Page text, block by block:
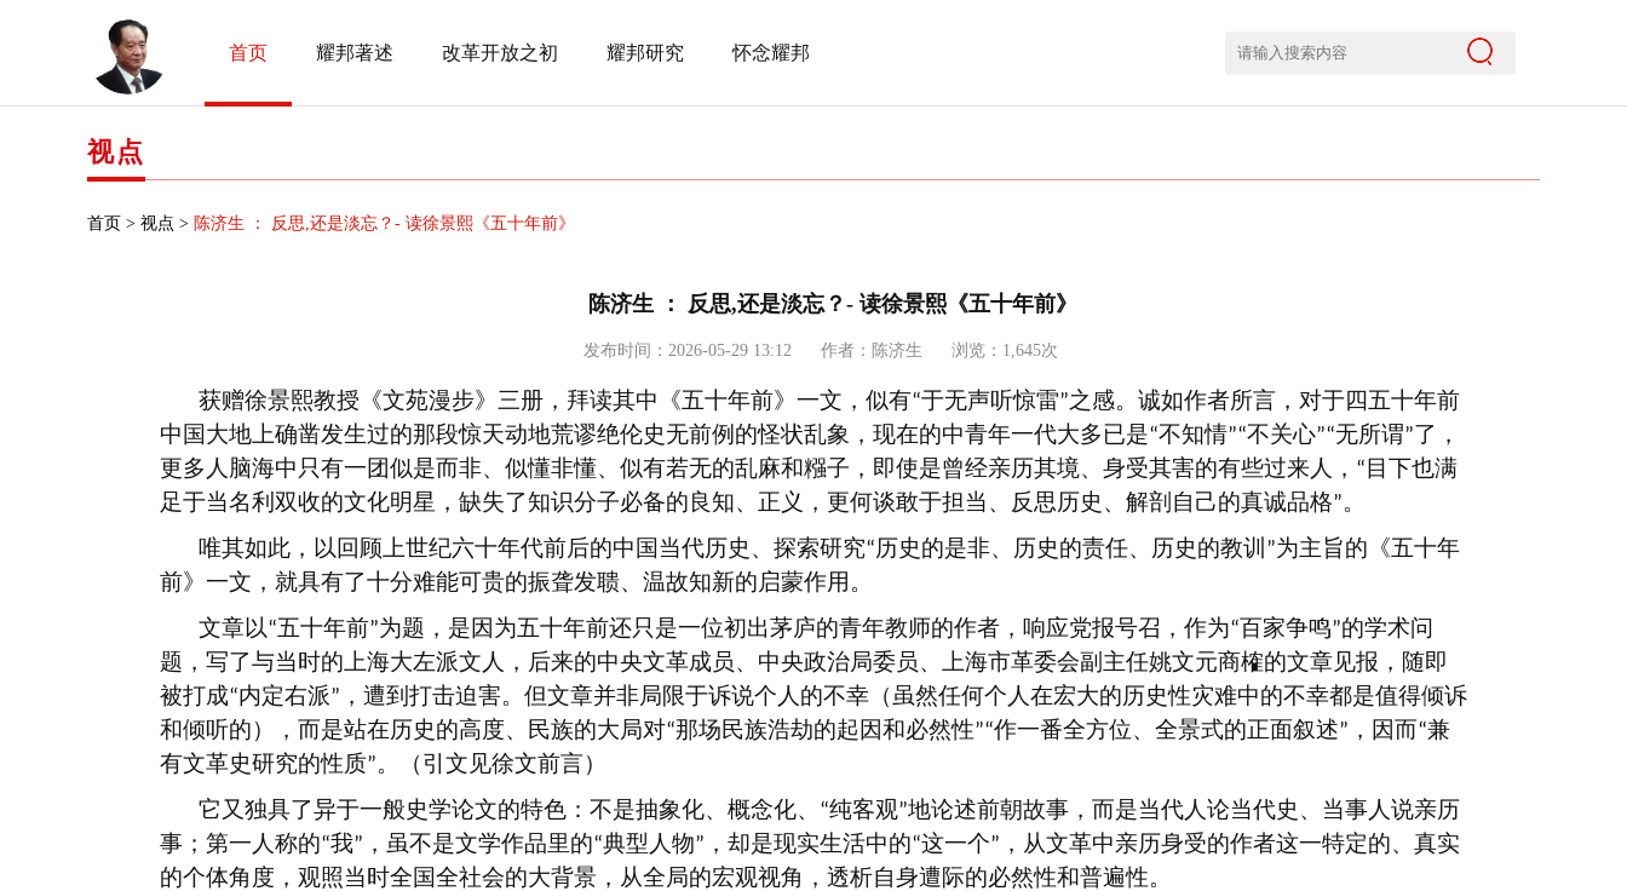
首页 耀邦著述 改革开放之初 耀邦研究 怀念耀邦
视点
首页 > 视点 > 陈济生 ： 反思,还是淡忘？- 读徐景熙《五十年前》
陈济生 ： 反思,还是淡忘？- 读徐景熙《五十年前》
发布时间：2026-05-29 13:12 作者：陈济生 浏览：1,645次
获赠徐景熙教授《文苑漫步》三册，拜读其中《五十年前》一文，似有“于无声听惊雷”之感。诚如作者所言，对于四五十年前
中国大地上确凿发生过的那段惊天动地荒谬绝伦史无前例的怪状乱象，现在的中青年一代大多已是“不知情”“不关心”“无所谓”了，
更多人脑海中只有一团似是而非、似懂非懂、似有若无的乱麻和糨子，即使是曾经亲历其境、身受其害的有些过来人， “ 目下也满
足于当名利双收的文化明星，缺失了知识分子必备的良知、正义，更何谈敢于担当、反思历史、解剖自己的真诚品格”。
唯其如此，以回顾上世纪六十年代前后的中国当代历史、探索研究“历史的是非、历史的责任、历史的教训 ”为主旨的《五十年
前》一文，就具有了十分难能可贵的振聋发聩、温故知新的启蒙作用。
文章以“五十年前”为题，是因为五十年前还只是一位初出茅庐的青年教师的作者，响应党报号召，作为“百家争鸣”的学术问
题，写了与当时的上海大左派文人，后来的中央文革成员、中央政治局委员、上海市革委会副主任姚文元商榷的文章见报，随即
被打成“内定右派” ，遭到打击迫害。但文章并非局限于诉说个人的不幸（虽然任何个人在宏大的历史性灾难中的不幸都是值得倾诉
和倾听的），而是站在历史的高度、民族的大局对“那场民族浩劫的起因和必然性”“作一番全方位、全景式的正面叙述” ，因而“兼
有文革史研究的性质”。（引文见徐文前言）
它又独具了异于一般史学论文的特色：不是抽象化、概念化、
“纯客观”地论述前朝故事，而是当代人论当代史、当事人说亲历
事；第一人称的“我” ，虽不是文学作品里的“典型人物” ，却是现实生活中的“这一个” ，从文革中亲历身受的作者这一特定的、真实
的个体角度，观照当时全国全社会的大背景，从全局的宏观视角，透析自身遭际的必然性和普遍性。